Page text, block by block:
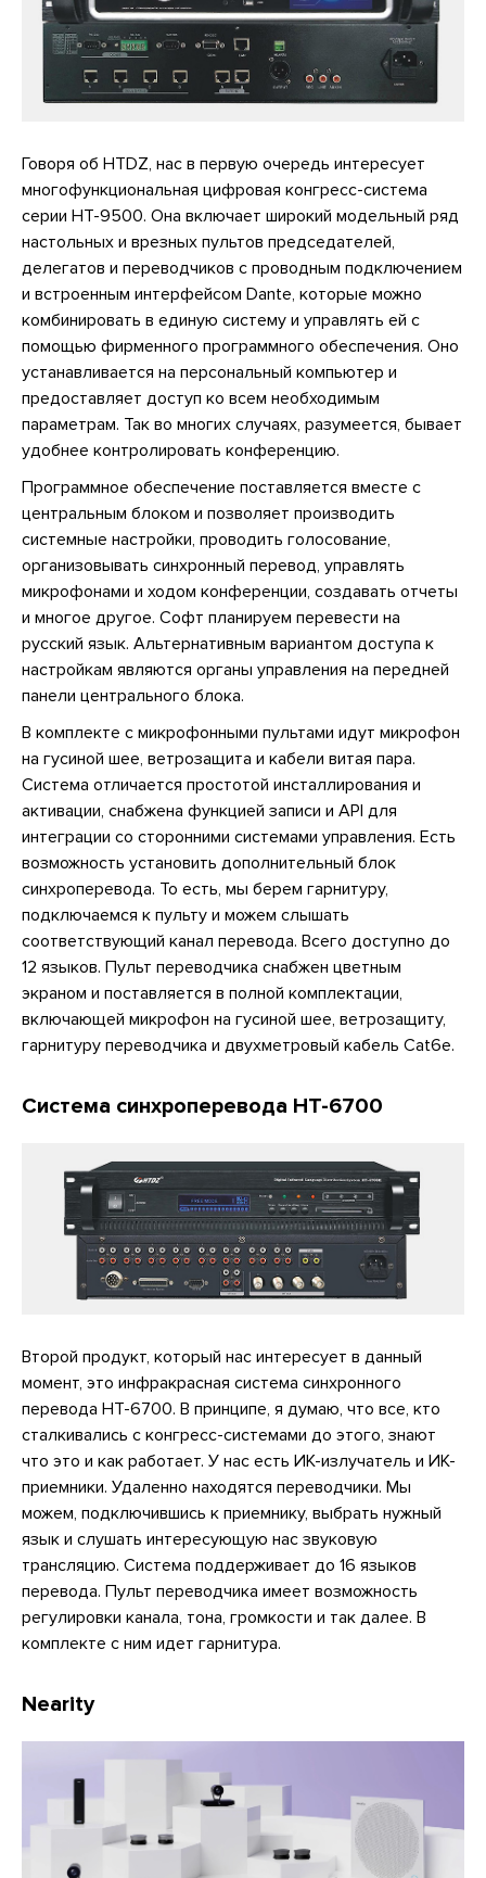
Говоря об HTDZ, нас в первую очередь интересует
многофункциональная цифровая конгресс-система
серии HT-9500. Она включает широкий модельный ряд
настольных и врезных пультов председателей,
делегатов и переводчиков с проводным подключением
и встроенным интерфейсом Dante, которые можно
комбинировать в единую систему и управлять ей с
помощью фирменного программного обеспечения. Оно
устанавливается на персональный компьютер и
предоставляет доступ ко всем необходимым
параметрам. Так во многих случаях, разумеется, бывает
удобнее контролировать конференцию.
Программное обеспечение поставляется вместе с
центральным блоком и позволяет производить
системные настройки, проводить голосование,
организовывать синхронный перевод, управлять
микрофонами и ходом конференции, создавать отчеты
и многое другое. Софт планируем перевести на
русский язык. Альтернативным вариантом доступа к
настройкам являются органы управления на передней
панели центрального блока.
В комплекте с микрофонными пультами идут микрофон
на гусиной шее, ветрозащита и кабели витая пара.
Система отличается простотой инсталлирования и
активации, снабжена функцией записи и API для
интеграции со сторонними системами управления. Есть
возможность установить дополнительный блок
синхроперевода. То есть, мы берем гарнитуру,
подключаемся к пульту и можем слышать
соответствующий канал перевода. Всего доступно до
12 языков. Пульт переводчика снабжен цветным
экраном и поставляется в полной комплектации,
включающей микрофон на гусиной шее, ветрозащиту,
гарнитуру переводчика и двухметровый кабель Cat6e.
Система синхроперевода HT-6700
Второй продукт, который нас интересует в данный
момент, это инфракрасная система синхронного
перевода HT-6700. В принципе, я думаю, что все, кто
сталкивались с конгресс-системами до этого, знают
что это и как работает. У нас есть ИК-излучатель и ИК-
приемники. Удаленно находятся переводчики. Мы
можем, подключившись к приемнику, выбрать нужный
язык и слушать интересующую нас звуковую
трансляцию. Система поддерживает до 16 языков
перевода. Пульт переводчика имеет возможность
регулировки канала, тона, громкости и так далее. В
комплекте с ним идет гарнитура.
Nearity